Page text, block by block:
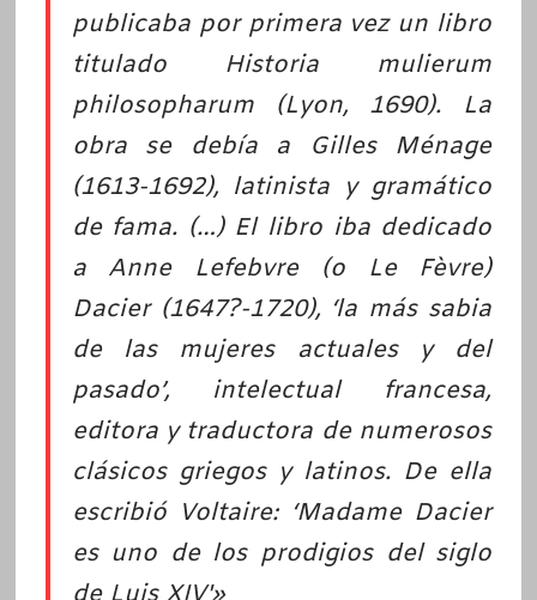
publicaba por primera vez un libro
titulado Historia mulierum
philosopharum (Lyon, 1690). La
obra se debía a Gilles Ménage
(1613-1692), latinista y gramático
de fama. (…) El libro iba dedicado
a Anne Lefebvre (o Le Fèvre)
Dacier (1647?-1720), ‘la más sabia
de las mujeres actuales y del
pasado’, intelectual francesa,
editora y traductora de numerosos
clásicos griegos y latinos. De ella
escribió Voltaire: ‘Madame Dacier
es uno de los prodigios del siglo